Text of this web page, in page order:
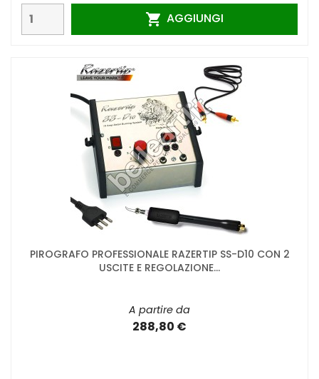
 AGGIUNGI
PIROGRAFO PROFESSIONALE RAZERTIP SS-D10 CON 2
USCITE E REGOLAZIONE...
A partire da
288,80 €